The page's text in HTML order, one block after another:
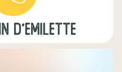
d'emilette